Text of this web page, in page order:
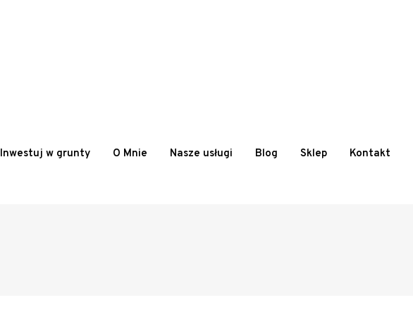
Inwestuj w grunty O Mnie Nasze usługi Blog Sklep Kontakt